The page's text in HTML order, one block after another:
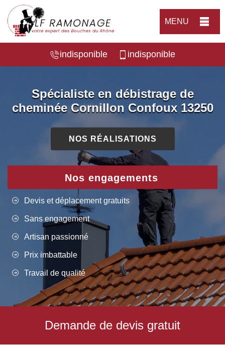
MENU
indisponible indisponible
Spécialiste en débistrage de
cheminée Cornillon Confoux 13250
NOS RÉALISATIONS
Nos engagements
Devis et déplacement gratuits
Sans engagement
Artisan passionné
Prix imbattable
Travail de qualité
Demande de devis gratuit